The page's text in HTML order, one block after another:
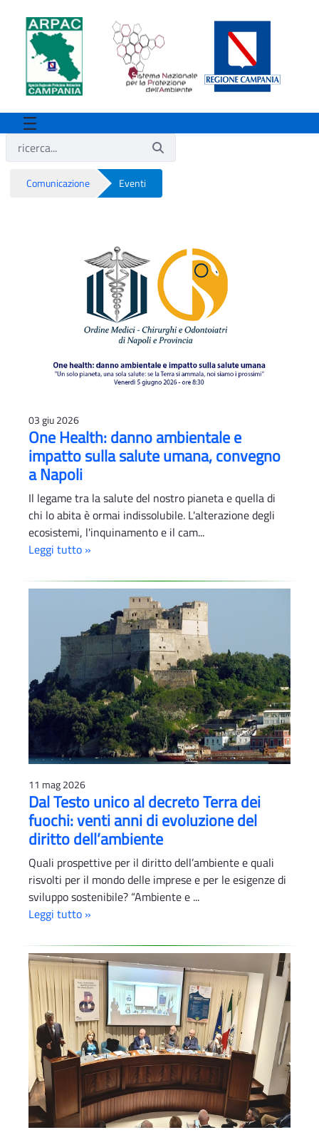
Comunicazione Eventi
03 giu 2026
One Health: danno ambientale e
impatto sulla salute umana, convegno
a Napoli
Il legame tra la salute del nostro pianeta e quella di
chi lo abita è ormai indissolubile. L'alterazione degli
ecosistemi, l'inquinamento e il cam...
Leggi tutto »
11 mag 2026
Dal Testo unico al decreto Terra dei
fuochi: venti anni di evoluzione del
diritto dell’ambiente
Quali prospettive per il diritto dell’ambiente e quali
risvolti per il mondo delle imprese e per le esigenze di
sviluppo sostenibile? “Ambiente e ...
Leggi tutto »